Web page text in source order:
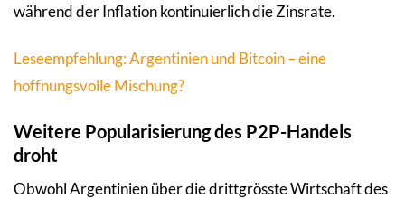
während der Inflation kontinuierlich die Zinsrate.
Leseempfehlung: Argentinien und Bitcoin – eine
hoffnungsvolle Mischung?
Weitere Popularisierung des P2P-Handels
droht
Obwohl Argentinien über die drittgrösste Wirtschaft des